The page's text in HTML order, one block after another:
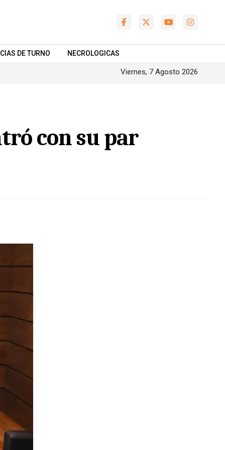
DE TURNO NECROLOGICAS
Viernes, 7 Agosto 2026
con su par